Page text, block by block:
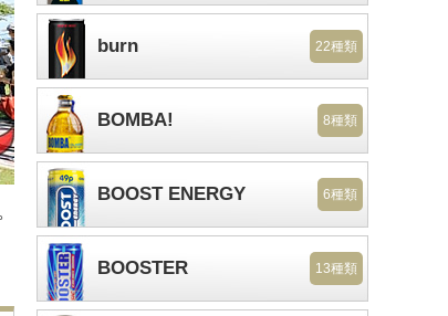
burn 22種類
BOMBA! 8種類
BOOST ENERGY 6種類
BOOSTER 13種類